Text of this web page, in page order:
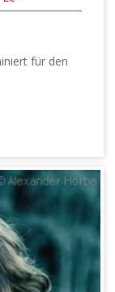
für den